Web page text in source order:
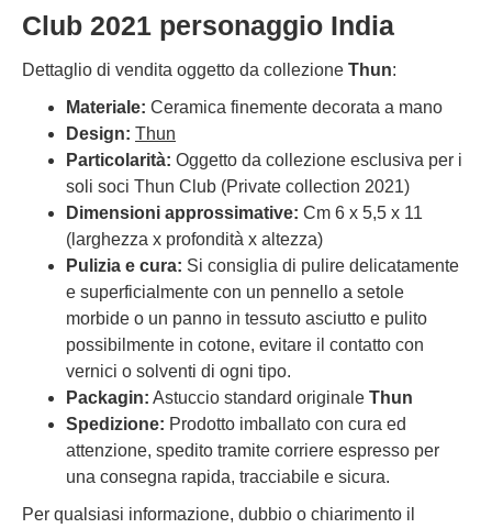
Club 2021 personaggio India
Dettaglio di vendita oggetto da collezione Thun:
Materiale: Ceramica finemente decorata a mano
Design: Thun
Particolarità: Oggetto da collezione esclusiva per i
soli soci Thun Club (Private collection 2021)
Dimensioni approssimative: Cm 6 x 5,5 x 11
(larghezza x profondità x altezza)
Pulizia e cura: Si consiglia di pulire delicatamente
e superficialmente con un pennello a setole
morbide o un panno in tessuto asciutto e pulito
possibilmente in cotone, evitare il contatto con
vernici o solventi di ogni tipo.
Packagin: Astuccio standard originale Thun
Spedizione: Prodotto imballato con cura ed
attenzione, spedito tramite corriere espresso per
una consegna rapida, tracciabile e sicura.
Per qualsiasi informazione, dubbio o chiarimento il